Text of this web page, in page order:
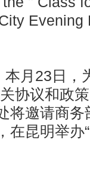
Evening
月23日，
协议和政
将邀请商
在昆明举